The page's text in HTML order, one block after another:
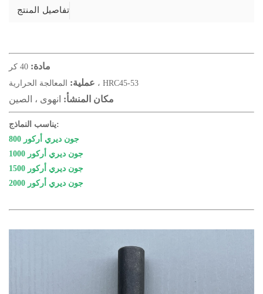
تفاصيل المنتج
مادة: 40 كر
عملية: المعالجة الحرارية ، HRC45-53
مكان المنشأ: انهوى ، الصين
يناسب النماذج:
جون ديري أركور 800
جون ديري أركور 1000
جون ديري أركور 1500
جون ديري أركور 2000